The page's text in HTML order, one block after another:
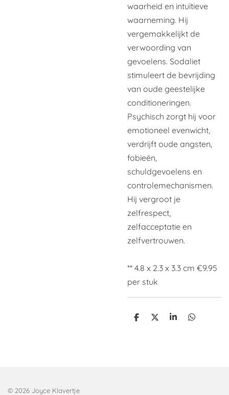
waarheid en intuïtieve
waarneming. Hij
vergemakkelijkt de
verwoording van
gevoelens. Sodaliet
stimuleert de bevrijding
van oude geestelijke
conditioneringen.
Psychisch zorgt hij voor
emotioneel evenwicht,
verdrijft oude angsten,
fobieën,
schuldgevoelens en
controlemechanismen.
Hij vergroot je
zelfrespect,
zelfacceptatie en
zelfvertrouwen.
** 4.8 x 2.3 x 3.3 cm €9.95
per stuk
D
D
S
D
© 2026 Joyce Klavertje